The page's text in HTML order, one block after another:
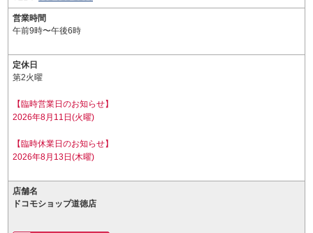
営業時間
午前9時〜午後6時
定休日
第2火曜
【臨時営業日のお知らせ】
2026年8月11日(火曜)
【臨時休業日のお知らせ】
2026年8月13日(木曜)
店舗名
ドコモショップ道徳店